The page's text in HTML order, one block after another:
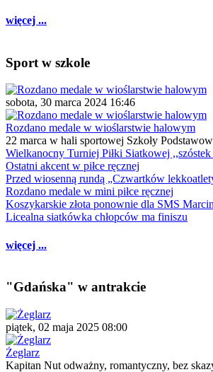
więcej ...
Sport w szkole
sobota, 30 marca 2024 16:46
Rozdano medale w wioślarstwie halowym
22 marca w hali sportowej Szkoły
Wielkanocny Turniej Piłki Siatkowej ,,szóstek
Ostatni akcent w piłce ręcznej
Przed wiosenną rundą „Czwartków
Rozdano medale w mini piłce ręcznej
Koszykarskie złota ponownie dla SMS
Licealna siatkówka chłopców ma finiszu
więcej ...
"Gdańska" w antrakcie
piątek, 02 maja 2025 08:00
Żeglarz
Kapitan Nut odważny, romantyczny, bez